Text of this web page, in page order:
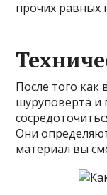
прочих равных
После того как
шуруповерта и
Они
материал вы